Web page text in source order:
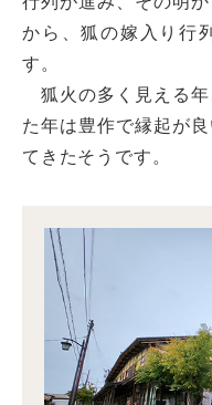
から、狐の嫁入り行
す。
狐火の多く見える
た年は豊作で縁起が
てきたそうです。